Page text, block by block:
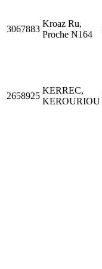
3067883
Kroaz Ru,
Proche N164
2658925
KERREC,
KEROURIOU